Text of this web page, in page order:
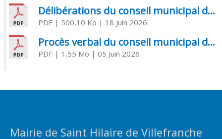
Délibérations du conseil municipal du 18 juin 2026
PDF| 500,10 Ko | 18 Juin 2026
Procès verbal du conseil municipal du 05 juin 2026
PDF| 1,55 Mo | 05 Juin 2026
Mairie de Saint Hilaire de Villefranche